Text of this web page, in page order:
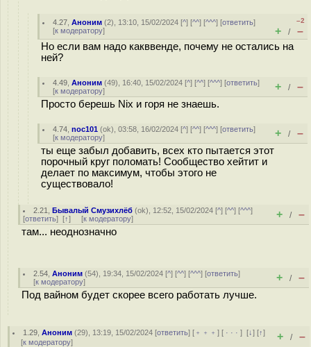
4.27 ,Аноним (2), 13:10, 15/02/2024 [^] [^^] [^^^] [ответить]
[к модератору]
–2
+ / –
Но если вам надо какввенде, почему не остались на
ней?
4.49 ,Аноним (49), 16:40, 15/02/2024 [^] [^^] [^^^] [ответить]
[к модератору] + / –
Просто берешь Nix и горя не знаешь.
4.74 ,noc101 (ok), 03:58, 16/02/2024 [^] [^^] [^^^] [ответить]
[к модератору] + / –
ты еще забыл добавить, всех кто пытается этот
порочный круг поломать! Сообщество хейтит и
делает по максимум, чтобы этого не
существовало!
2.21 ,Бывалый Смузихлёб (ok), 12:52, 15/02/2024 [^] [^^] [^^^]
[ответить] [↑] [к модератору] + / –
там... неоднозначно
2.54 ,Аноним (54), 19:34, 15/02/2024 [^] [^^] [^^^] [ответить]
[к модератору] + / –
Под вайном будет скорее всего работать лучше.
1.29 ,Аноним (29), 13:19, 15/02/2024 [ответить] [ ﹢﹢﹢] [ · · ·][↓] [↑]
[к модератору] + / –